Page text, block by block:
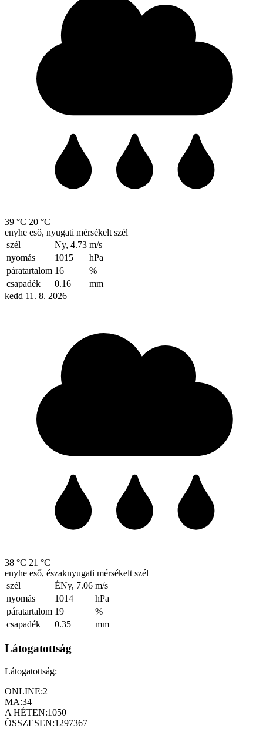
39 °C 20 °C
enyhe eső, nyugati mérsékelt szél
szél
Ny, 4.73 m/s
nyomás
1015
hPa
páratartalom 16
%
csapadék
0.16
mm
kedd 11. 8. 2026
38 °C 21 °C
enyhe eső, északnyugati mérsékelt szél
szél
ÉNy, 7.06 m/s
nyomás
1014
hPa
páratartalom 19
%
csapadék
0.35 mm
Látogatottság
Látogatottság:
ONLINE:2
MA:34
A HÉTEN:1050
ÖSSZESEN:1297367